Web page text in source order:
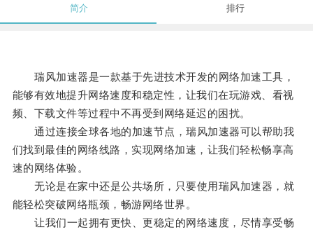
简介 排行
瑞风加速器是一款基于先进技术开发的网络加速工具，
能够有效地提升网络速度和稳定性，让我们在玩游戏、看视
频、下载文件等过程中不再受到网络延迟的困扰。
通过连接全球各地的加速节点，瑞风加速器可以帮助我
们找到最佳的网络线路，实现网络加速，让我们轻松畅享高
速的网络体验。
无论是在家中还是公共场所，只要使用瑞风加速器，就
能轻松突破网络瓶颈，畅游网络世界。
让我们一起拥有更快、更稳定的网络速度，尽情享受畅